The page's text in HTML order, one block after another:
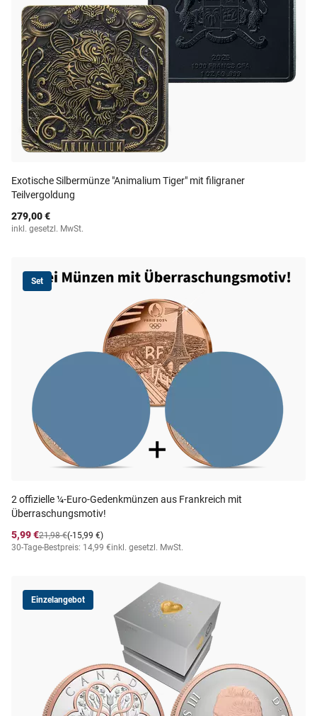
Exotische Silbermünze "Animalium Tiger" mit filigraner
Teilvergoldung
279,00 €
inkl. gesetzl. MwSt.
Set
2 offizielle ¼‑Euro‑Gedenkmünzen aus Frankreich mit
Überraschungsmotiv!
5,99 €
(-15,99 €)
21,98 €
30-Tage-Bestpreis: 14,99 €inkl. gesetzl. MwSt.
Einzelangebot